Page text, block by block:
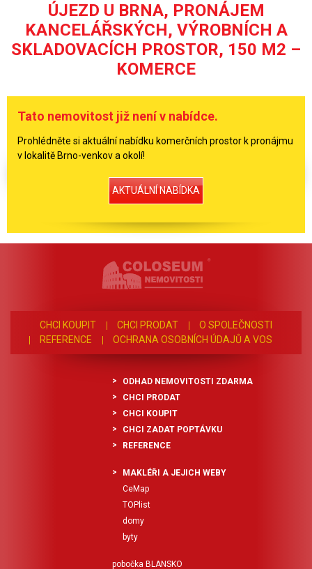
ÚJEZD U BRNA, PRONÁJEM
KANCELÁŘSKÝCH, VÝROBNÍCH A
SKLADOVACÍCH PROSTOR, 150 M2 –
KOMERCE
Tato nemovitost již není v nabídce.
Prohlédněte si aktuální nabídku komerčních prostor k pronájmu
v lokalitě Brno-venkov a okolí!
AKTUÁLNÍ NABÍDKA
CHCI KOUPIT CHCI PRODAT
O SPOLEČNOSTI
REFERENCE
OCHRANA OSOBNÍCH ÚDAJŮ A VOS
ODHAD NEMOVITOSTI ZDARMA
CHCI PRODAT
CHCI KOUPIT
CHCI ZADAT POPTÁVKU
REFERENCE
MAKLÉŘI A JEJICH WEBY
CeMap
TOPlist
domy
byty
pobočka BLANSKO